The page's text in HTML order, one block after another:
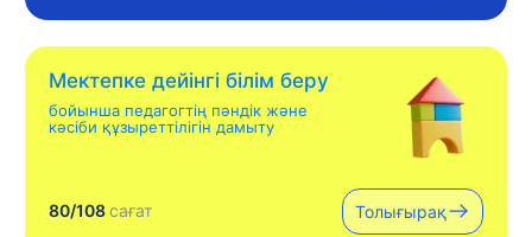
Мектепке дейінгі білім беру
бойынша педагогтің пәндік және
кәсіби құзыреттілігін дамыту
80/108сағат Толығырақ